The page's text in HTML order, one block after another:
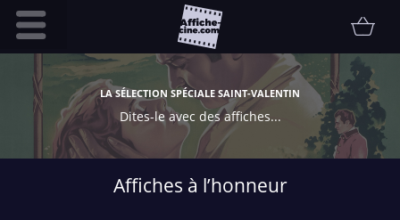
Accueil
Infos pratiques
Affiche
Promotions
LA SÉLECTION SPÉCIALE SAINT-VALENTIN
Dites-le avec des affiches...
Affiches à l’honneur